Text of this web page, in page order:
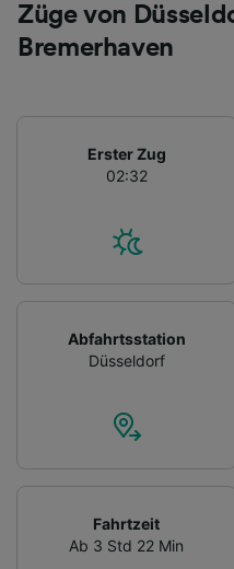
Züge von
Bremerhaven
Erster Zug
02:32
Abfahrtsstation
Düsseldorf
Fahrtzeit
Ab 3 Std 22 Min